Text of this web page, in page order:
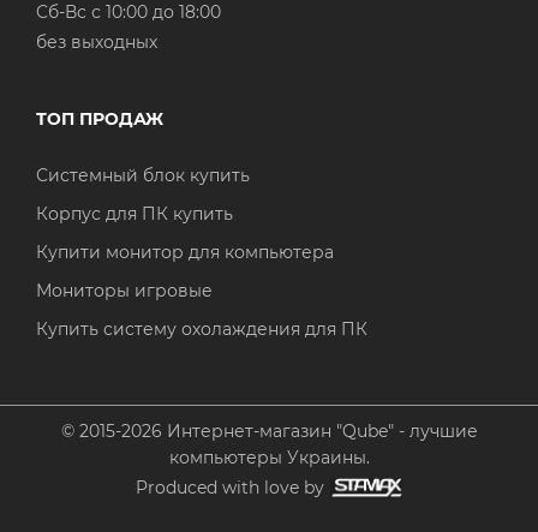
Cб-Вс с 10:00 до 18:00
без выходных
ТОП ПРОДАЖ
Системный блок купить
Корпус для ПК купить
Купити монитор для компьютера
Мониторы игровые
Купить систему охолаждения для ПК
© 2015-2026 Интернет-магазин "Qube" - лучшие
компьютеры Украины.
Produced with love by